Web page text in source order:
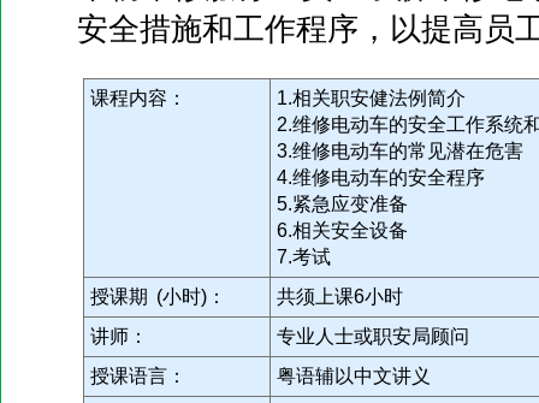
安全措施和工作程序，以提高员
课程内容：
1.相关职安健法例简介
2.维修电动车的安全工作系统
3.维修电动车的常见潜在危害
4.维修电动车的安全程序
5.紧急应变准备
6.相关安全设备
7.考试
授课期 (小时)：
共须上课6小时
讲师：
专业人士或职安局顾问
授课语言：
粤语辅以中文讲义